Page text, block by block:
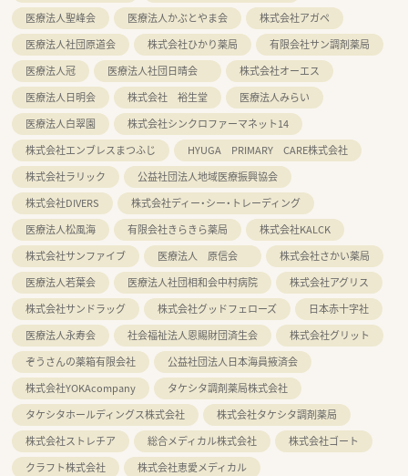
医療法人聖峰会
医療法人かぶとやま会
株式会社アガペ
医療法人社団原道会
株式会社ひかり薬局
有限会社サン調剤薬局
医療法人冠
医療法人社団日晴会
株式会社オーエス
医療法人日明会
株式会社 裕生堂
医療法人みらい
医療法人白翠園
株式会社シンクロファーマネット14
株式会社エンブレスまつふじ
HYUGA PRIMARY CARE株式会社
株式会社ラリック
公益社団法人地域医療振興協会
株式会社DIVERS
株式会社ディー・シー・トレーディング
医療法人松風海
有限会社きらきら薬局
株式会社KALCK
株式会社サンファイブ
医療法人 原信会
株式会社さかい薬局
医療法人若葉会
医療法人社団相和会中村病院
株式会社アグリス
株式会社サンドラッグ
株式会社グッドフェローズ
日本赤十字社
医療法人永寿会
社会福祉法人恩賜財団済生会
株式会社グリット
ぞうさんの薬箱有限会社
公益社団法人日本海員掖済会
株式会社YOKAcompany
タケシタ調剤薬局株式会社
タケシタホールディングス株式会社
株式会社タケシタ調剤薬局
株式会社ストレチア
総合メディカル株式会社
株式会社ゴート
クラフト株式会社
株式会社恵愛メディカル